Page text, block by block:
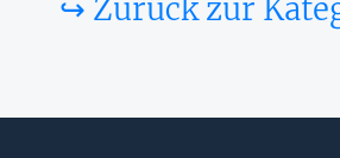
↪ Zurück zur